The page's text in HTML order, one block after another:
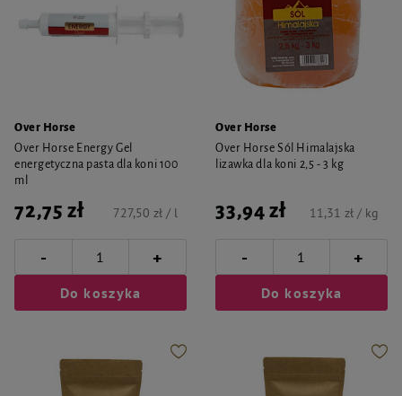
Over Horse
Over Horse Energy Gel
energetyczna pasta dla koni 100
ml
72,75 zł 727,50 zł / l
- +
Do koszyka
Over Horse
Over Horse Sól Himalajska
lizawka dla koni 2,5 - 3 kg
33,94 zł 11,31 zł / kg
- +
Do koszyka